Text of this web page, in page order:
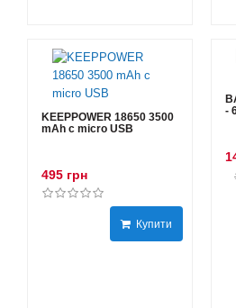
KEEPPOWER 18650 3500
mAh с micro USB
495 грн
Купити
-